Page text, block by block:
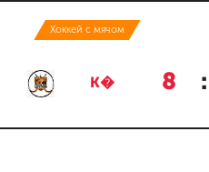
Хоккей с мячом
К� 8 :